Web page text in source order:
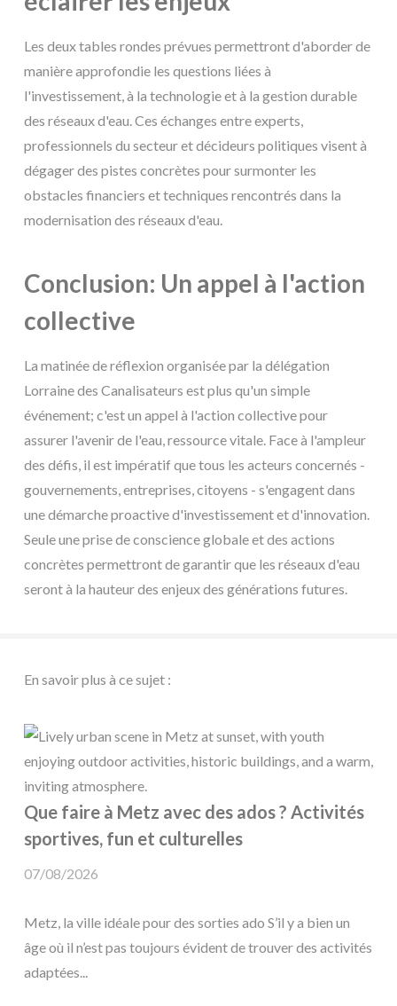
Les deux tables rondes prévues permettront d'aborder de
manière approfondie les questions liées à
l'investissement, à la technologie et à la gestion durable
des réseaux d'eau. Ces échanges entre experts,
professionnels du secteur et décideurs politiques visent à
dégager des pistes concrètes pour surmonter les
obstacles financiers et techniques rencontrés dans la
modernisation des réseaux d'eau.
Conclusion: Un appel à l'action
collective
La matinée de réflexion organisée par la délégation
Lorraine des Canalisateurs est plus qu'un simple
événement; c'est un appel à l'action collective pour
assurer l'avenir de l'eau, ressource vitale. Face à l'ampleur
des défis, il est impératif que tous les acteurs concernés -
gouvernements, entreprises, citoyens - s'engagent dans
une démarche proactive d'investissement et d'innovation.
Seule une prise de conscience globale et des actions
concrètes permettront de garantir que les réseaux d'eau
seront à la hauteur des enjeux des générations futures.
En savoir plus à ce sujet :
Que faire à Metz avec des ados ? Activités
sportives, fun et culturelles
07/08/2026
Metz, la ville idéale pour des sorties ado S’il y a bien un
âge où il n’est pas toujours évident de trouver des activités
adaptées...